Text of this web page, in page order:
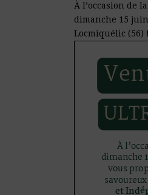
À l’occasion de
dimanche 15
Locmiquélic (56) !